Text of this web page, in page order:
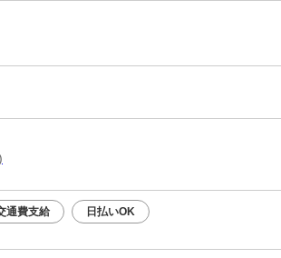
通費支給 日払いOK